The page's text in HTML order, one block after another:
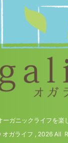
ーガニックライフを楽
ガライフ , 2026 All